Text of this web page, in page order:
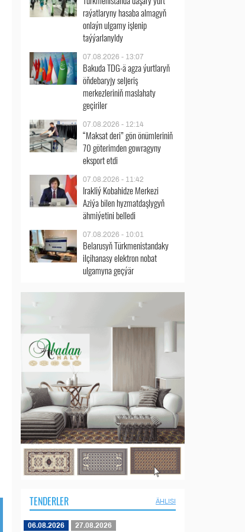
raýatlaryny hasaba almagyň
onlaýn ulgamy işlenip
taýýarlanyldy
07.08.2026 - 13:07
Bakuda TDG-ä agza ýurtlaryň
öňdebaryjy seljeriş
merkezleriniň maslahaty
geçiriler
07.08.2026 - 12:14
“Maksat deri” gön önümleriniň
70 göterimden gowragyny
eksport etdi
07.08.2026 - 11:42
Irakliý Kobahidze Merkezi
Aziýa bilen hyzmatdaşlygyň
ähmiýetini belledi
07.08.2026 - 10:01
Belarusyň Türkmenistandaky
ilçihanasy elektron nobat
ulgamyna geçýär
TENDERLER ÄHLISI
06.08.2026 27.08.2026